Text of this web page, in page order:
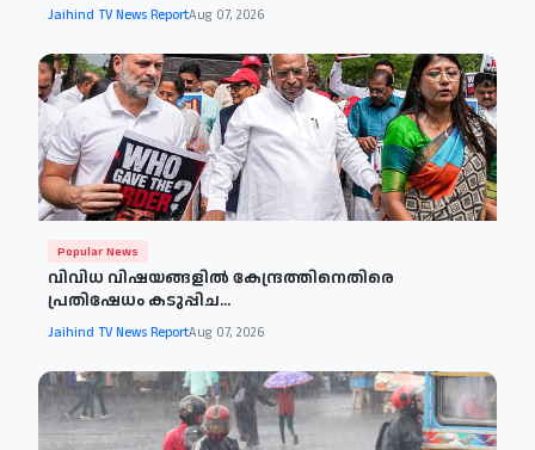
Jaihind TV News ReportAug 07, 2026
Popular News
വിവിധ വിഷയങ്ങളില്‍ കേന്ദ്രത്തിനെതിരെ
പ്രതിഷേധം കടുപ്പിച...
Jaihind TV News ReportAug 07, 2026